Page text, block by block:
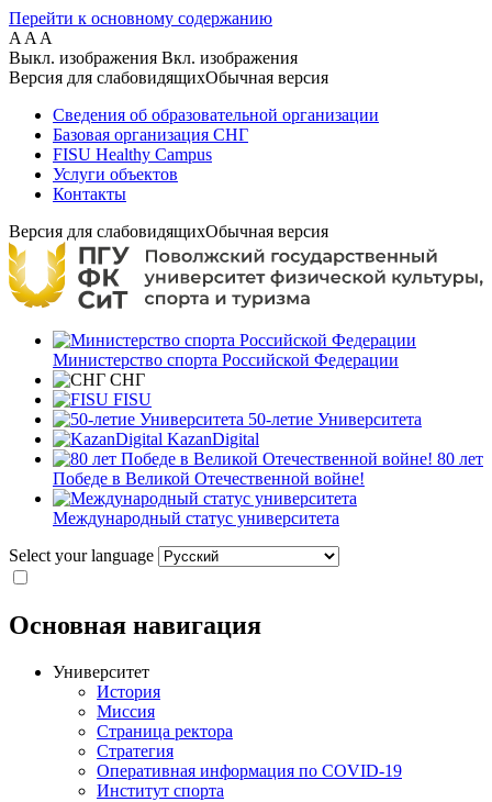
Перейти к основному содержанию
A A A
Выкл. изображения Вкл. изображения
Версия для слабовидящихОбычная версия
Сведения об образовательной организации
Базовая организация СНГ
FISU Healthy Campus
Услуги объектов
Контакты
Версия для слабовидящихОбычная версия
Министерство спорта Российской Федерации
СНГ
FISU
50-летие Университета
KazanDigital
80 лет
Победе в Великой Отечественной войне!
Международный статус университета
Select your language
Основная навигация
Университет
История
Миссия
Страница ректора
Стратегия
Оперативная информация по COVID-19
Институт спорта